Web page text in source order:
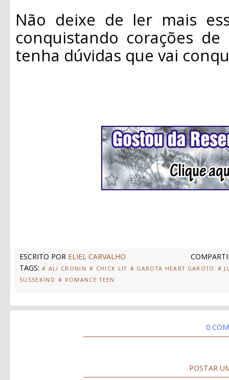
Não deixe de ler mais
conquistando corações
tenha dúvidas que vai
ESCRITO POR ELIEL CARVALHO
TAGS: # ALI CRONIN # CHICK LIT # GAROTA HEART GAROTO
#
SUSSEKIND # ROMANCE TEEN
0
POSTAR